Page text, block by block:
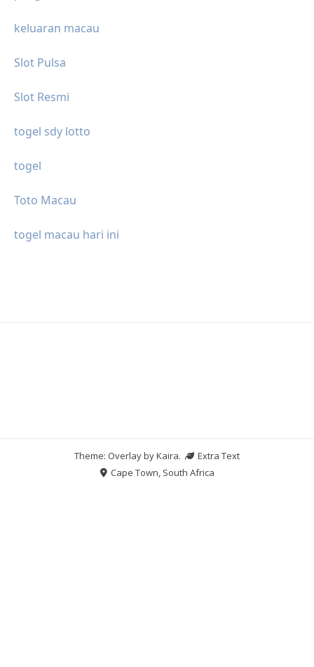
keluaran macau
Slot Pulsa
Slot Resmi
togel sdy lotto
togel
Toto Macau
togel macau hari ini
Theme: Overlay byKaira.
Extra Text
Cape Town, South Africa